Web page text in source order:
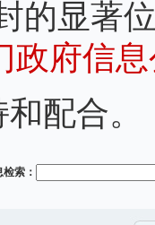
的显著
政府信
配合。